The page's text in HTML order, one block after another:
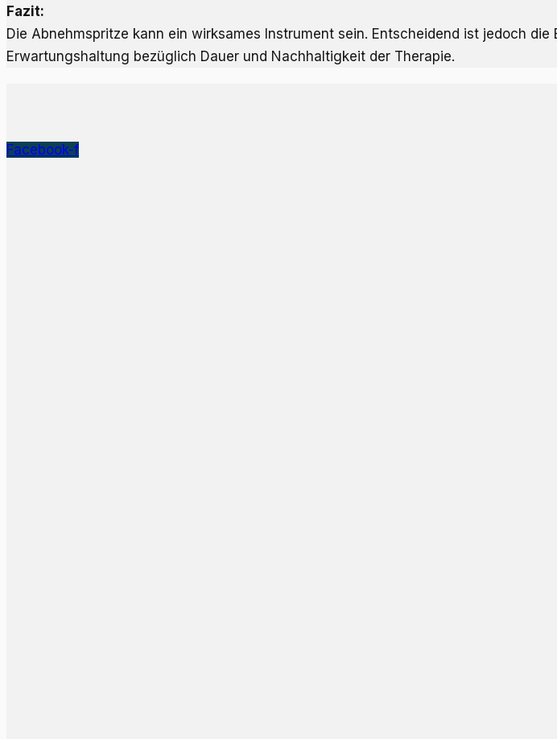
Fazit:
Die Abnehmspritze kann ein wirksames Instrument sein. Entscheidend ist jedoch
Erwartungshaltung bezüglich Dauer und Nachhaltigkeit der Therapie.
Facebook-f